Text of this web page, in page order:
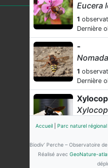
Eucera
1
Dernière
-
1
Dernière
1
Dernière
-
Bombus
Accueil Parc naturel
Biodiv’ Perche – Observatoire
Réalisé avec GeoNature-